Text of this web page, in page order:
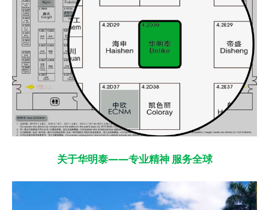
关于华明泰——专业精神 服务全球